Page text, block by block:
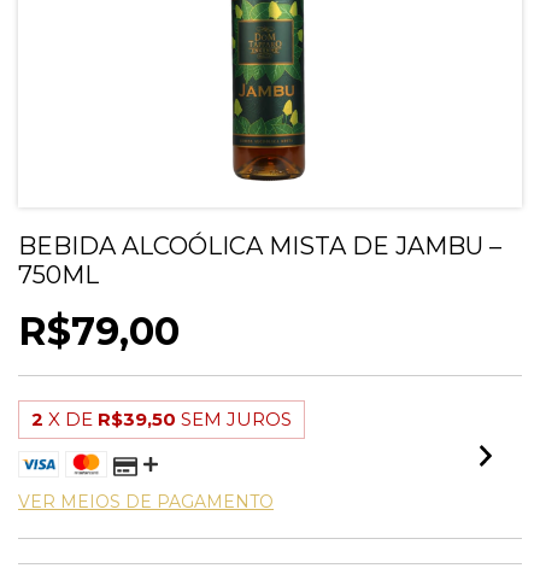
BEBIDA ALCOÓLICA MISTA DE JAMBU –
750ML
R$79,00
2 X DE R$39,50 SEM JUROS
VER MEIOS DE PAGAMENTO